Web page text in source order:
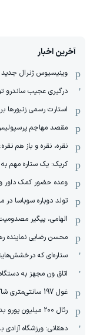
آخرین اخبار
وینیسیوس ژنرال
درگیری عجیب ساندرو
استارت رسمی زنبورها
مقصد مهاجم
نقره، نقره و باز هم نقره:
کریک: یک ستاره مهم به
وعده حضور کمک داور
تولد دوباره سوباسا در
الهامی، پیگیر
محسن رضایی نماینده
ستاره‌ای که
اتاق ون مجهز به دستگاه VAR
غول 197 سانتی‌متری شاگرد نوری شد!(عکس)
رئال ۲۰۰ میلیون یورو بدهد، اولیسه را ببرد!
دهقانی: ورزشگاه